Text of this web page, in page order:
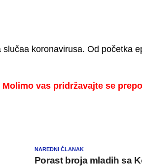
koronavirusa. Od početka
vas pridržavajte se
NAREDNI ČLANAK
Porast broja mladih sa